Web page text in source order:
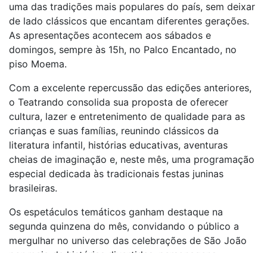
uma das tradições mais populares do país, sem deixar
de lado clássicos que encantam diferentes gerações.
As apresentações acontecem aos sábados e
domingos, sempre às 15h, no Palco Encantado, no
piso Moema.
Com a excelente repercussão das edições anteriores,
o Teatrando consolida sua proposta de oferecer
cultura, lazer e entretenimento de qualidade para as
crianças e suas famílias, reunindo clássicos da
literatura infantil, histórias educativas, aventuras
cheias de imaginação e, neste mês, uma programação
especial dedicada às tradicionais festas juninas
brasileiras.
Os espetáculos temáticos ganham destaque na
segunda quinzena do mês, convidando o público a
mergulhar no universo das celebrações de São João